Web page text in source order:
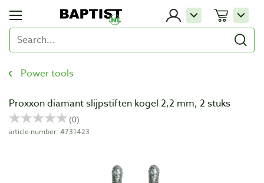
Power tools
Proxxon diamant slijpstiften kogel 2,2 mm, 2 stuks
article number: 4731423